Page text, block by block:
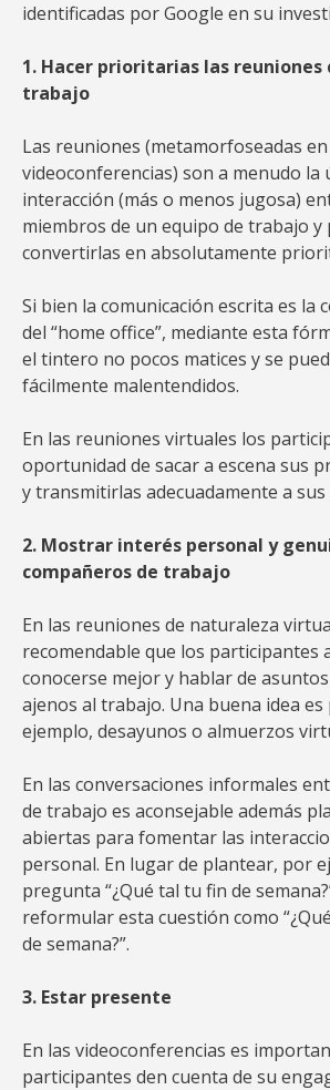
identificadas por Google en su
1. Hacer prioritarias las reuniones
trabajo
Las reuniones (metamorfoseadas en
videoconferencias) son a menudo la
interacción (más o menos jugosa)
miembros de un equipo de trabajo y
convertirlas en absolutamente
Si bien la comunicación escrita es la
del “home office”, mediante esta
el tintero no pocos matices y se
fácilmente malentendidos.
En las reuniones virtuales los
oportunidad de sacar a escena sus
y transmitirlas adecuadamente a sus
2. Mostrar interés personal y
compañeros de trabajo
En las reuniones de naturaleza
recomendable que los participantes
conocerse mejor y hablar de
ajenos al trabajo. Una buena idea
ejemplo, desayunos o almuerzos
En las conversaciones informales
de trabajo es aconsejable además
abiertas para fomentar las
personal. En lugar de plantear, por
pregunta “¿Qué tal tu fin de
reformular esta cuestión como
de semana?”.
3. Estar presente
En las videoconferencias es
participantes den cuenta de su